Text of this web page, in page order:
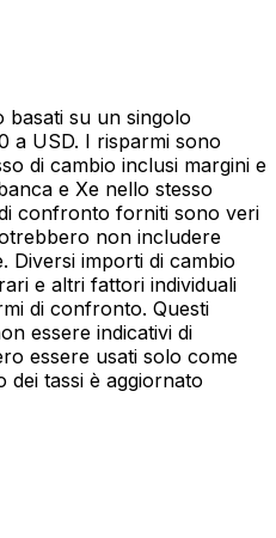
su un singolo
a USD. I risparmi sono
di cambio inclusi margini e
e Xe nello stesso
confronto forniti sono veri
non includere
Diversi importi di cambio
e altri fattori individuali
di confronto. Questi
essere indicativi di
essere usati solo come
tassi è aggiornato